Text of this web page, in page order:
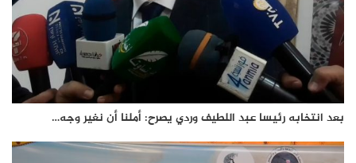
بعد انتخابه رئيسا عبد اللطيف وردي يصرح: أملنا أن نغير وجه…